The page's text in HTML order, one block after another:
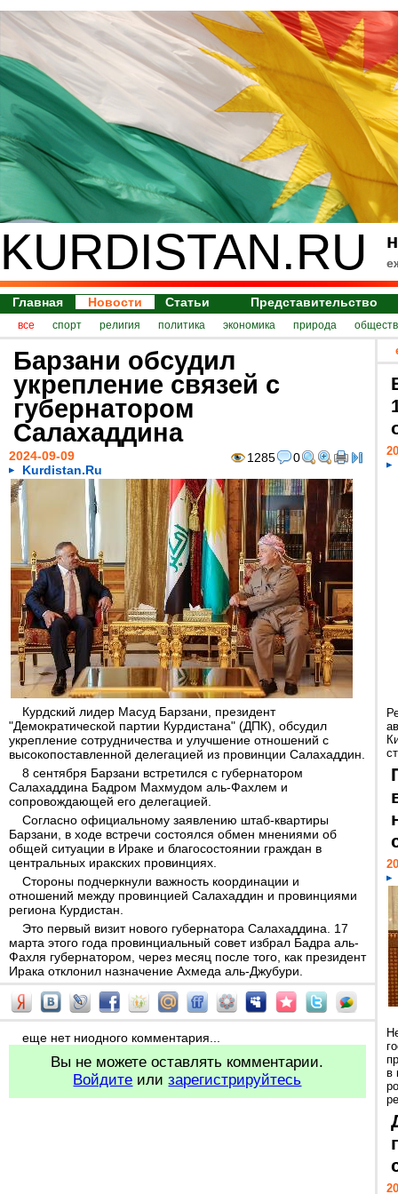
KURDISTAN.RU
Главная Новости Статьи Представительство
все спорт религия политика экономика природа
Барзани обсудил
укрепление связей с
губернатором
Салахаддина
1285 0
2024-09-09
Kurdistan.Ru
Курдский лидер Масуд Барзани, президент
"Демократической партии Курдистана" (ДПК), обсудил
укрепление сотрудничества и улучшение отношений с
высокопоставленной делегацией из провинции Салахаддин.
8 сентября Барзани встретился с губернатором
Салахаддина Бадром Махмудом аль-Фахлем и
сопровождающей его делегацией.
Согласно официальному заявлению штаб-квартиры
Барзани, в ходе встречи состоялся обмен мнениями об
общей ситуации в Ираке и благосостоянии граждан в
центральных иракских провинциях.
Стороны подчеркнули важность координации и
отношений между провинцией Салахаддин и провинциями
региона Курдистан.
Это первый визит нового губернатора Салахаддина. 17
марта этого года провинциальный совет избрал Бадра аль-
Фахля губернатором, через месяц после того, как президент
Ирака отклонил назначение Ахмеда аль-Джубури.
еще нет ниодного комментария...
Вы не можете оставлять комментарии.
Войдите илизарегистрируйтесь
в